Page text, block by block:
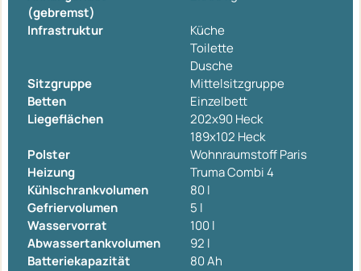
(gebremst)
Infrastruktur
Küche
Toilette
Dusche
Sitzgruppe
Mittelsitzgruppe
Betten
Einzelbett
Liegeflächen
202x90 Heck
189x102 Heck
Polster
Wohnraumstoff Paris
Heizung
Truma Combi 4
Kühlschrankvolumen
80 l
Gefriervolumen
5 l
Wasservorrat
100 l
Abwassertankvolumen
92 l
Batteriekapazität
80 Ah